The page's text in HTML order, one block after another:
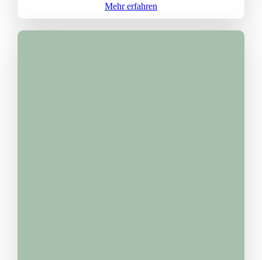
Mehr erfahren